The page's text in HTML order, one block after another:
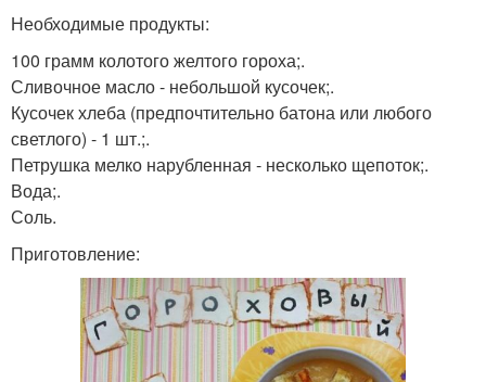
Необходимые продукты:
100 грамм колотого желтого гороха;.
Сливочное масло - небольшой кусочек;.
Кусочек хлеба (предпочтительно батона или любого
светлого) - 1 шт.;.
Петрушка мелко нарубленная - несколько щепоток;.
Вода;.
Соль.
Приготовление: